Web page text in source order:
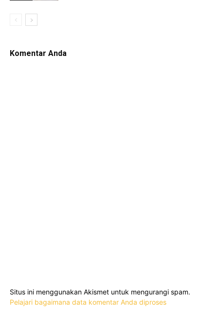
Komentar Anda
Situs ini menggunakan Akismet untuk mengurangi spam.
Pelajari bagaimana data komentar Anda diproses